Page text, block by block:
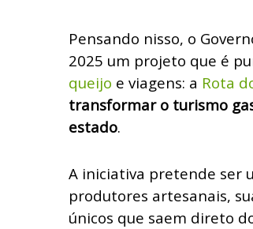
Pensando nisso, o
2025 um projeto que é
queijo e viagens: a Rota
transformar o turismo
estado.
A iniciativa pretende ser
produtores artesanais,
únicos que saem direto